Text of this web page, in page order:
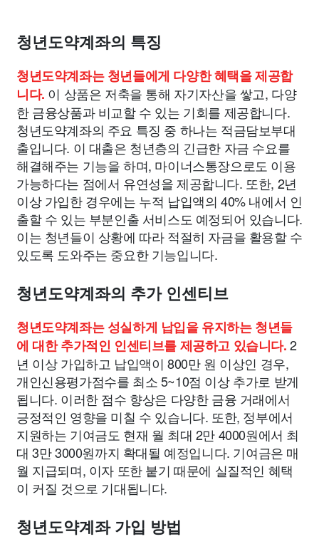
청년도약계좌의 특징
청년도약계좌는 청년들에게 다양한 혜택을 제공합
니다. 이 상품은 저축을 통해 자기자산을 쌓고, 다양
한 금융상품과 비교할 수 있는 기회를 제공합니다.
청년도약계좌의 주요 특징 중 하나는 적금담보부대
출입니다. 이 대출은 청년층의 긴급한 자금 수요를
해결해주는 기능을 하며, 마이너스통장으로도 이용
가능하다는 점에서 유연성을 제공합니다. 또한, 2년
이상 가입한 경우에는 누적 납입액의 40% 내에서 인
출할 수 있는 부분인출 서비스도 예정되어 있습니다.
이는 청년들이 상황에 따라 적절히 자금을 활용할 수
있도록 도와주는 중요한 기능입니다.
청년도약계좌의 추가 인센티브
청년도약계좌는 성실하게 납입을 유지하는 청년들
에 대한 추가적인 인센티브를 제공하고 있습니다.2
년 이상 가입하고 납입액이 800만 원 이상인 경우,
개인신용평가점수를 최소 5~10점 이상 추가로 받게
됩니다. 이러한 점수 향상은 다양한 금융 거래에서
긍정적인 영향을 미칠 수 있습니다. 또한, 정부에서
지원하는 기여금도 현재 월 최대 2만 4000원에서 최
대 3만 3000원까지 확대될 예정입니다. 기여금은 매
월 지급되며, 이자 또한 붙기 때문에 실질적인 혜택
이 커질 것으로 기대됩니다.
청년도약계좌 가입 방법